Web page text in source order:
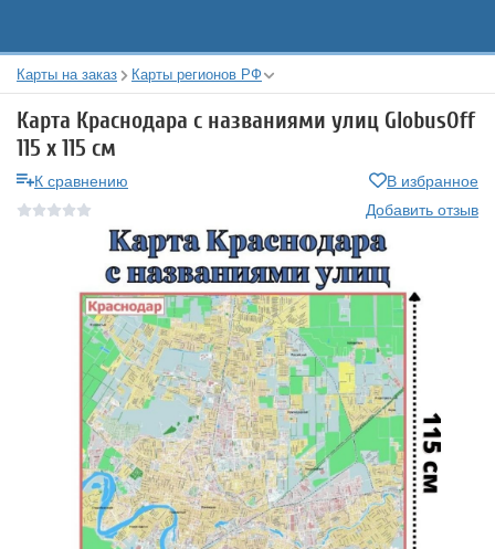
Карты на заказ Карты регионов РФ
Карта Краснодара с названиями улиц GlobusOff
115 х 115 см
К сравнению
В избранное
Добавить отзыв